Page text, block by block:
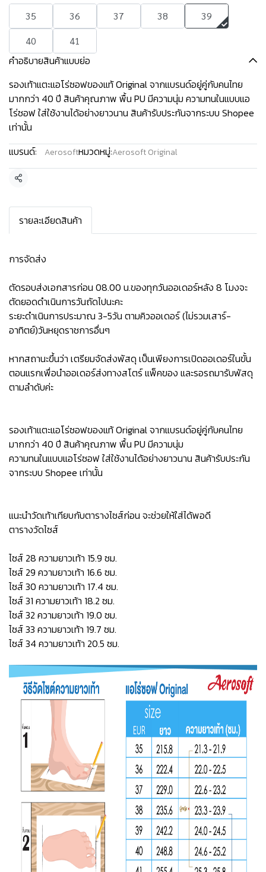
35 36 37 38
39
40
41
คำอธิบายสินค้าแบบย่อ
รองเท้าแตะแอโร่ซอฟของแท้ Original จากแบรนด์อยู่คู่กับคนไทย
มากกว่า 40 ปี สินค้าคุณภาพ พื้น PU มีความนุ่ม ความทนในแบบแอ
โร่ซอฟ ใส่ใช้งานได้อย่างยาวนาน สินค้ารับประกันจากระบบ Shopee
เท่านั้น
แบรนด์:
Aerosoftหมวดหมู่:Aerosoft Original
แชร์
รายละเอียดสินค้า
การจัดส่ง
ตัดรอบส่งเอกสารก่อน 08.00 น.ของทุกวันออเดอร์หลัง 8 โมงจะ
ตัดยอดดำเนินการวันถัดไปนะคะ
ระยะดำเนินการประมาณ 3-5วัน ตามคิวออเดอร์ (ไม่รวมเสาร์-
อาทิตย์)วันหยุดราชการอื่นๆ
หากสถานะขึ้นว่า เตรียมจัดส่งพัสดุ เป็นเพียงการเปิดออเดอร์ในขั้น
ตอนแรกเพื่อนำออเดอร์ส่งทางสโตร์ แพ็คของ และรอรถมารับพัสดุ
ตามลำดับค่ะ
รองเท้าแตะแอโร่ซอฟของแท้ Original จากแบรนด์อยู่คู่กับคนไทย
มากกว่า 40 ปี สินค้าคุณภาพ พื้น PU มีความนุ่ม
ความทนในแบบแอโร่ซอฟ ใส่ใช้งานได้อย่างยาวนาน สินค้ารับประกัน
จากระบบ Shopee เท่านั้น
แนะนำวัดเท้าเทียบกับตารางไซส์ก่อน จะช่วยให้ใส่ได้พอดี
ตารางวัดไซส์
ไซส์ 28 ความยาวเท้า 15.9 ซม.
ไซส์ 29 ความยาวเท้า 16.6 ซม.
ไซส์ 30 ความยาวเท้า 17.4 ซม.
ไซส์ 31 ความยาวเท้า 18.2 ซม.
ไซส์ 32 ความยาวเท้า 19.0 ซม.
ไซส์ 33 ความยาวเท้า 19.7 ซม.
ไซส์ 34 ความยาวเท้า 20.5 ซม.